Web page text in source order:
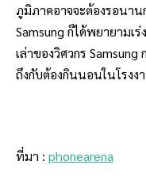
ภูมิภาคอาจจะต้องรอนาน
Samsung ก็ได้พยายามเ
เล่าของวิศวกร
ถึงกับต้องกินนอนในโรงง
ที่มา : phonearena